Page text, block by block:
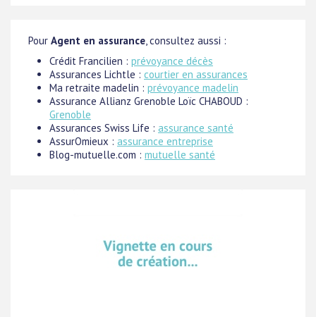
Pour Agent en assurance, consultez aussi :
Crédit Francilien : prévoyance décès
Assurances Lichtle : courtier en assurances
Ma retraite madelin : prévoyance madelin
Assurance Allianz Grenoble Loïc CHABOUD :
Grenoble
Assurances Swiss Life : assurance santé
AssurOmieux : assurance entreprise
Blog-mutuelle.com : mutuelle santé